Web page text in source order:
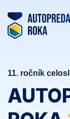
11. ročník